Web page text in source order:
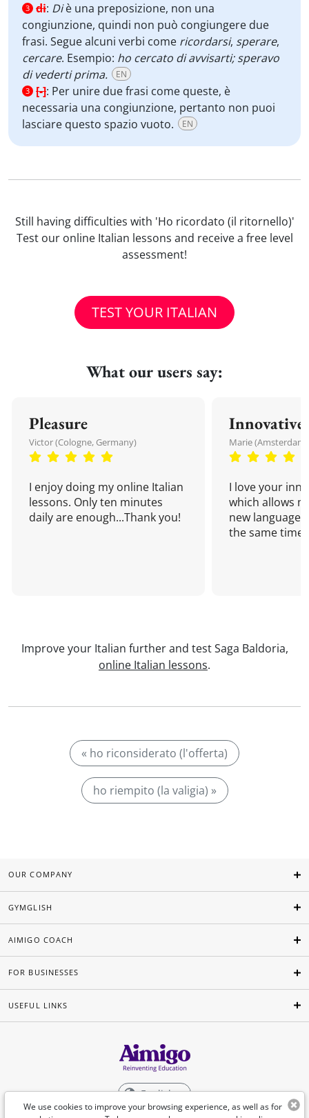
3 di: Diè una preposizione, non una
congiunzione, quindi non può congiungere due
frasi. Segue alcuni verbi come ricordarsi, sperare,
cercare. Esempio: ho cercato di avvisarti; speravo
di vederti prima.
EN
3 [-]: Per unire due frasi come queste, è
necessaria una congiunzione, pertanto non puoi
lasciare questo spazio vuoto.
EN
Still having difficulties with 'Ho ricordato (il ritornello)'
Test our online Italian lessons and receive a free level
assessment!
TEST YOUR ITALIAN
What our users say:
Pleasure
Victor (Cologne, Germany)
I enjoy doing my online Italian
lessons. Only ten minutes
daily are enough...Thank you!
Innovative
Marie
I love your
which allows
new language
the same time!
Improve your Italian further and test Saga Baldoria,
online Italian lessons.
« ho riconsiderato (l'offerta)
ho riempito (la valigia) »
We use cookies to improve your browsing experience, as well as for
OUR COMPANY
GYMGLISH
AIMIGO COACH
FOR BUSINESSES
USEFUL LINKS
English